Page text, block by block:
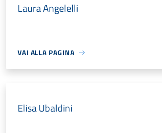
Laura Angelelli
VAI ALLA PAGINA
Elisa Ubaldini